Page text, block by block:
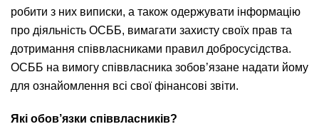
робити з них виписки, а також одержувати інформацію
про діяльність ОСББ, вимагати захисту своїх прав та
дотримання співвласниками правил добросусідства.
ОСББ на вимогу співвласника зобов’язане надати йому
для ознайомлення всі свої фінансові звіти.
Які обов’язки співвласників?